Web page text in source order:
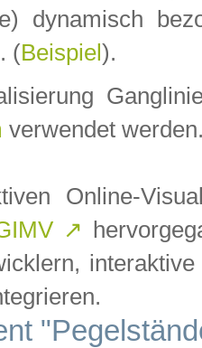
dynamisch
(Beispiel ).
verwendet
Online-
↗